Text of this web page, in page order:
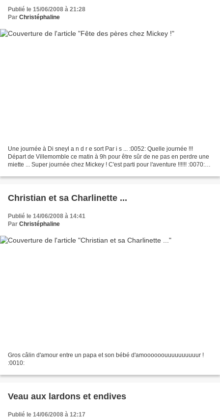
Publié le 15/06/2008 à 21:28
Par Christéphaline
Une journée à Di sneyl a n d r e sort Par i s ... :0052: Quelle journée !!!
Départ de Villemomble ce matin à 9h pour être sûr de ne pas en perdre une
miette ... Super journée chez Mickey ! C'est parti pour l'aventure !!!!!! :0070:
Christian et sa Charlinette ...
Publié le 14/06/2008 à 14:41
Par Christéphaline
Gros câlin d'amour entre un papa et son bébé d'amoooooouuuuuuuuuur !
:0010:
Veau aux lardons et endives
Publié le 14/06/2008 à 12:17